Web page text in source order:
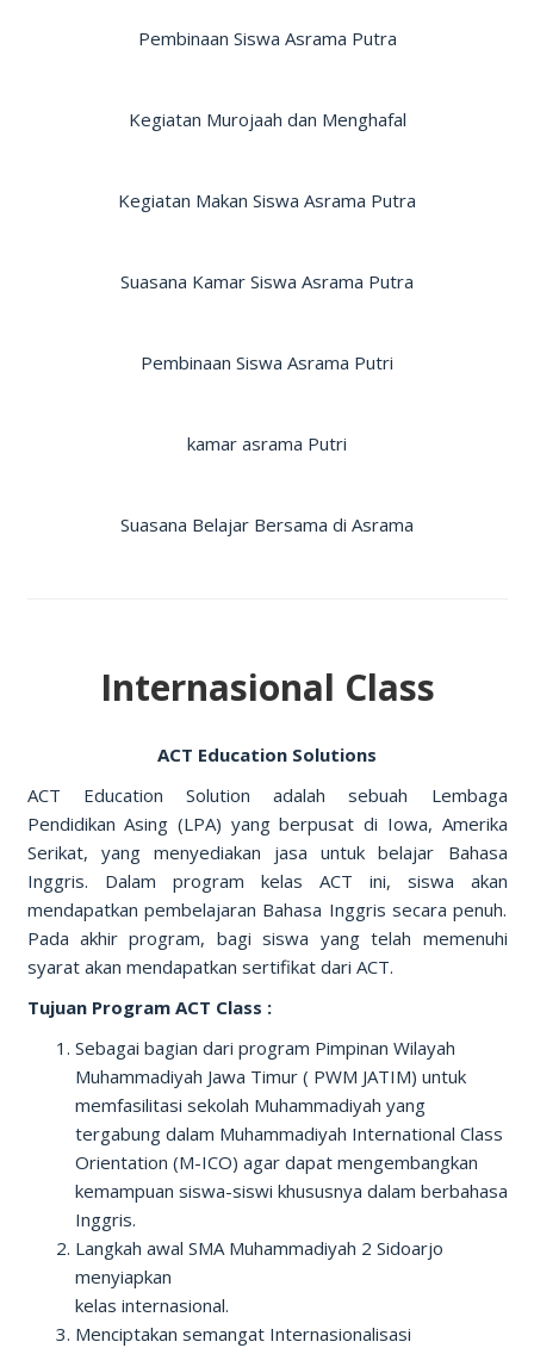
Pembinaan Siswa Asrama Putra
Kegiatan Murojaah dan Menghafal
Kegiatan Makan Siswa Asrama Putra
Suasana Kamar Siswa Asrama Putra
Pembinaan Siswa Asrama Putri
kamar asrama Putri
Suasana Belajar Bersama di Asrama
Internasional Class
ACT Education Solutions
ACT Education Solution adalah sebuah Lembaga
Pendidikan Asing (LPA) yang berpusat di Iowa, Amerika
Serikat, yang menyediakan jasa untuk belajar Bahasa
Inggris. Dalam program kelas ACT ini, siswa akan
mendapatkan pembelajaran Bahasa Inggris secara penuh.
Pada akhir program, bagi siswa yang telah memenuhi
syarat akan mendapatkan sertifikat dari ACT.
Tujuan Program ACT Class :
Sebagai bagian dari program Pimpinan Wilayah
Muhammadiyah Jawa Timur ( PWM JATIM) untuk
memfasilitasi sekolah Muhammadiyah yang
tergabung dalam Muhammadiyah International Class
Orientation (M-ICO) agar dapat mengembangkan
kemampuan siswa-siswi khususnya dalam berbahasa
Inggris.
Langkah awal SMA Muhammadiyah 2 Sidoarjo
menyiapkan
kelas internasional.
Menciptakan semangat Internasionalisasi